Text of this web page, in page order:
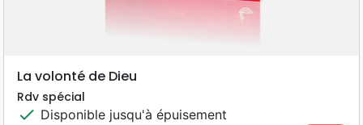
La volonté de Dieu
Rdv spécial
check Disponible jusqu'à épuisement